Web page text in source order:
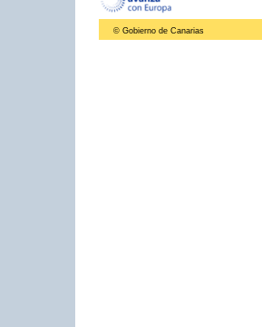
© Gobierno de Canarias